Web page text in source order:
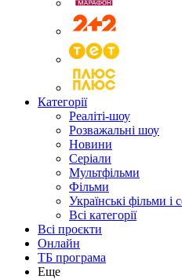
Категорії
Реаліті-шоу
Розважальні шоу
Новини
Серіали
Мультфільми
Фільми
Українські фільми і
Всі категорії
Всі проєкти
Онлайн
ТБ програма
Еще